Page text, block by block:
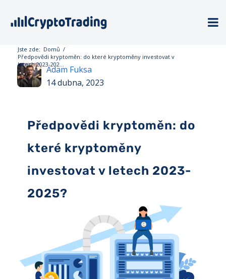
Jste zde: Domů /
Předpovědi kryptoměn: do které kryptoměny investovat v
letech 2023-202...Adam Fuksa
14 dubna, 2023
Předpovědi kryptoměn: do
které kryptoměny
investovat v letech 2023-
2025?